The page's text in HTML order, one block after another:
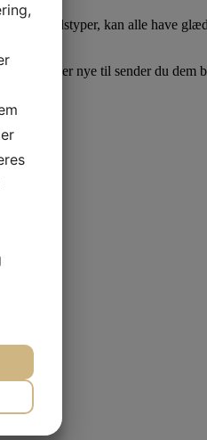
kan alle have
kommer nye til sender du dem